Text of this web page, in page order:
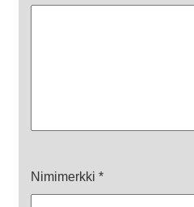
Nimimerkki *